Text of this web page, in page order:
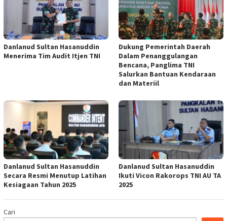
Danlanud Sultan Hasanuddin
Menerima Tim Audit Itjen TNI
Dukung Pemerintah Daerah
Dalam Penanggulangan
Bencana, Panglima TNI
Salurkan Bantuan Kendaraan
dan Materiil
Danlanud Sultan Hasanuddin
Secara Resmi Menutup Latihan
Kesiagaan Tahun 2025
Danlanud Sultan Hasanuddin
Ikuti Vicon Rakorops TNI AU TA
2025
Cari